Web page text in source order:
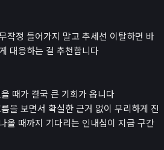
작정 들어가지 말고 추세선 이탈하면 바
대응하는 걸 추천합니다
때가 결국 큰 기회가 옵니다
을 보면서 확실한 근거 없이 무리하게 진
올 때까지 기다리는 인내심이 지금 구간